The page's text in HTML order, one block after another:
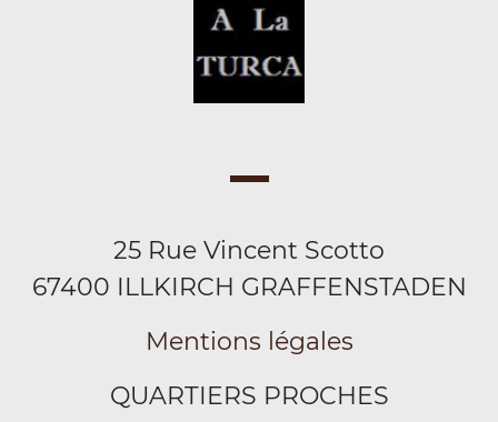
25 Rue Vincent Scotto
67400 ILLKIRCH GRAFFENSTADEN
Mentions légales
QUARTIERS PROCHES